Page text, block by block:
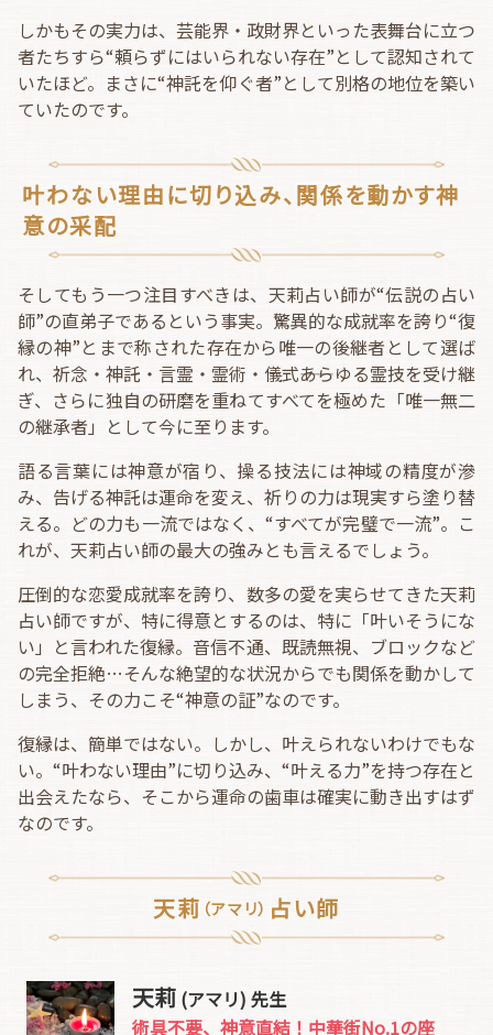
しかもその実力は、芸能界・政財界といった表舞台に立つ
者たちすら“頼らずにはいられない存在”として認知されて
いたほど。まさに“神託を仰ぐ者”として別格の地位を築い
ていたのです。
叶わない理由に切り込み、関係を動かす神
意の采配
そしてもう一つ注目すべきは、天莉占い師が“伝説の占い
師”の直弟子であるという事実。驚異的な成就率を誇り“復
縁の神”とまで称された存在から唯一の後継者として選ば
れ、祈念・神託・言霊・霊術・儀式――あらゆる霊技を受け継
ぎ、さらに独自の研磨を重ねてすべてを極めた「唯一無二
の継承者」として今に至ります。
語る言葉には神意が宿り、操る技法には神域の精度が滲
み、告げる神託は運命を変え、祈りの力は現実すら塗り替
える。どの力も一流ではなく、“すべてが完璧で一流”。こ
れが、天莉占い師の最大の強みとも言えるでしょう。
圧倒的な恋愛成就率を誇り、数多の愛を実らせてきた天莉
占い師ですが、特に得意とするのは、特に「叶いそうにな
い」と言われた復縁。音信不通、既読無視、ブロックなど
の完全拒絶…そんな絶望的な状況からでも関係を動かして
しまう、その力こそ“神意の証”なのです。
復縁は、簡単ではない。しかし、叶えられないわけでもな
い。“叶わない理由”に切り込み、“叶える力”を持つ存在と
出会えたなら、そこから運命の歯車は確実に動き出すはず
なのです。
天莉 （アマリ） 占い師
天莉 (アマリ) 先生
術具不要、神意直結！中華街No.1の座